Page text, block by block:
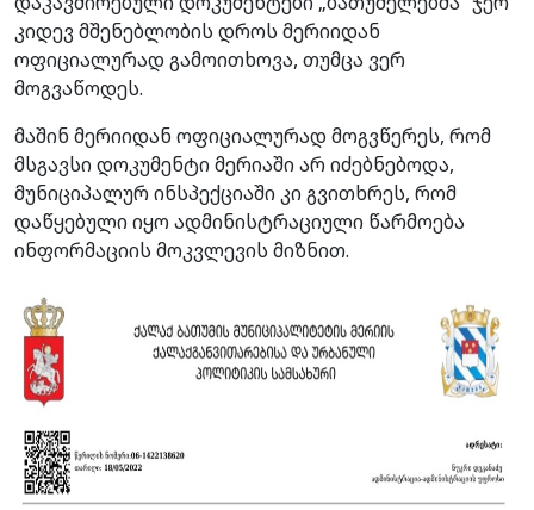
კიდევ მშენებლობის დროს მერიიდან
ოფიციალურად გამოითხოვა, თუმცა ვერ
მოგვაწოდეს.
მაშინ მერიიდან ოფიციალურად მოგვწერეს, რომ
მსგავსი დოკუმენტი მერიაში არ იძებნებოდა,
მუნიციპალურ ინსპექციაში კი გვითხრეს, რომ
დაწყებული იყო ადმინისტრაციული წარმოება
ინფორმაციის მოკვლევის მიზნით.